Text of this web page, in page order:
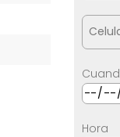
Hora